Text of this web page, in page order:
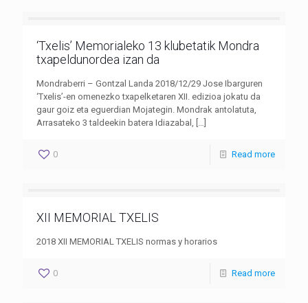
‘Txelis’ Memorialeko 13 klubetatik Mondra
txapeldunordea izan da
Mondraberri – Gontzal Landa 2018/12/29 Jose Ibarguren
‘Txelis’-en omenezko txapelketaren XII. edizioa jokatu da
gaur goiz eta eguerdian Mojategin. Mondrak antolatuta,
Arrasateko 3 taldeekin batera Idiazabal, […]
0 Read more
XII MEMORIAL TXELIS
2018 XII MEMORIAL TXELIS normas y horarios
0 Read more